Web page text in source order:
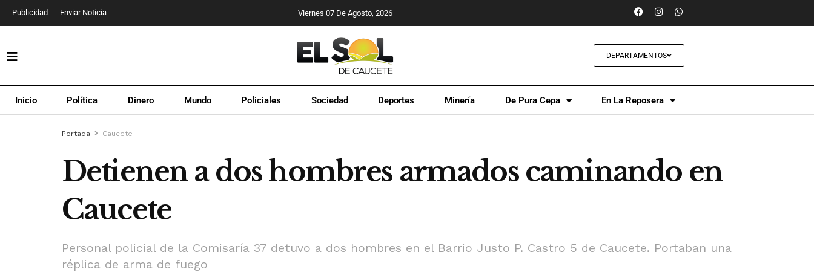
Publicidad Enviar Noticia Viernes 07 De Agosto, 2026
DEPARTAMENTOS
Inicio Política Dinero Mundo Policiales Sociedad Deportes Minería De Pura Cepa En La Reposera
Portada Caucete
Detienen a dos hombres armados caminando en
Caucete
Personal policial de la Comisaría 37 detuvo a dos hombres en el Barrio Justo P. Castro 5 de Caucete. Portaban una
réplica de arma de fuego